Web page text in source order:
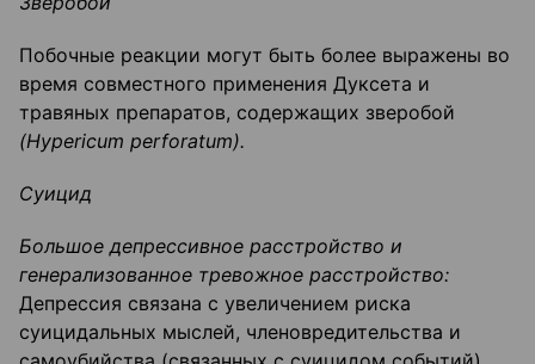
Побочные реакции могут быть более выражены во
время совместного применения Дуксета и
травяных препаратов, содержащих зверобой
(Hypericum perforatum).
Суицид
Большое депрессивное расстройство и
генерализованное тревожное расстройство:
Депрессия связана с увеличением риска
суицидальных мыслей, членовредительства и